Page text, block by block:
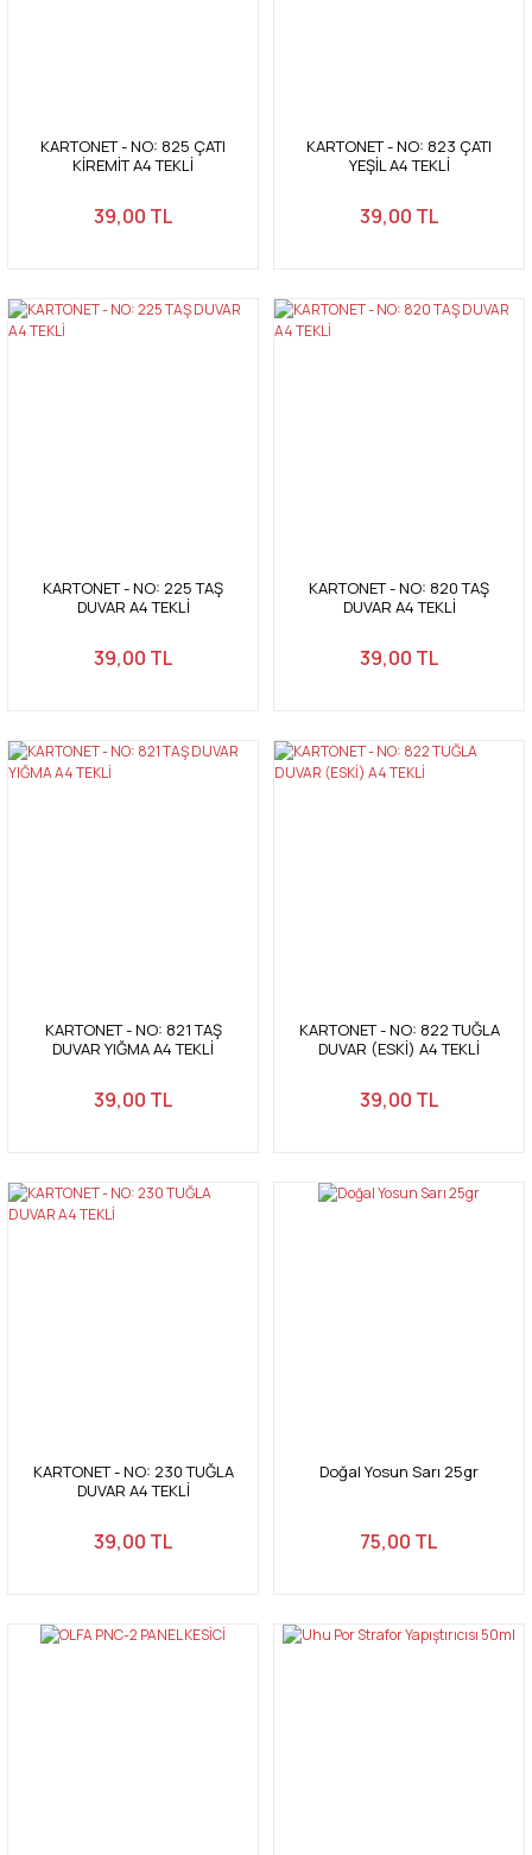
KARTONET - NO: 825 ÇATI
KİREMİT A4 TEKLİ
39,00 TL
KARTONET - NO: 823 ÇATI
YEŞİL A4 TEKLİ
39,00 TL
KARTONET - NO: 225 TAŞ
DUVAR A4 TEKLİ
39,00 TL
KARTONET - NO: 820 TAŞ
DUVAR A4 TEKLİ
39,00 TL
KARTONET - NO: 821 TAŞ
DUVAR YIĞMA A4 TEKLİ
39,00 TL
KARTONET - NO: 822 TUĞLA
DUVAR (ESKİ) A4 TEKLİ
39,00 TL
KARTONET - NO: 230 TUĞLA
DUVAR A4 TEKLİ
39,00 TL
Doğal Yosun Sarı 25gr
75,00 TL